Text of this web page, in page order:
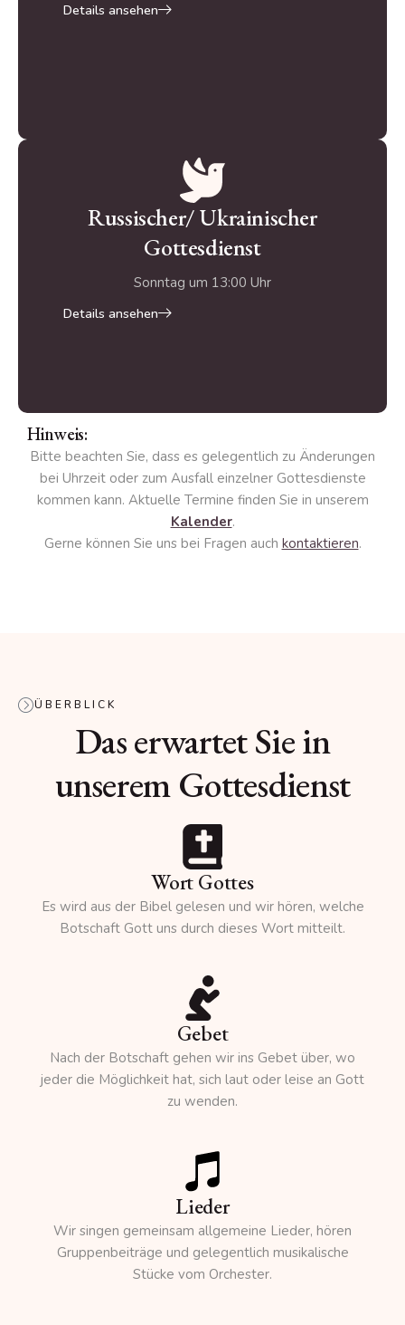
Details ansehen
Russischer/ Ukrainischer
Gottesdienst
Sonntag um 13:00 Uhr
Details ansehen
Hinweis:
Bitte beachten Sie, dass es gelegentlich zu Änderungen
bei Uhrzeit oder zum Ausfall einzelner Gottesdienste
kommen kann. Aktuelle Termine finden Sie in unserem
Kalender.
Gerne können Sie uns bei Fragen auch kontaktieren.
ÜBERBLICK
Das erwartet Sie in
unserem Gottesdienst
Wort Gottes
Es wird aus der Bibel gelesen und wir hören, welche
Botschaft Gott uns durch dieses Wort mitteilt.
Gebet
Nach der Botschaft gehen wir ins Gebet über, wo
jeder die Möglichkeit hat, sich laut oder leise an Gott
zu wenden.
Lieder
Wir singen gemeinsam allgemeine Lieder, hören
Gruppenbeiträge und gelegentlich musikalische
Stücke vom Orchester.